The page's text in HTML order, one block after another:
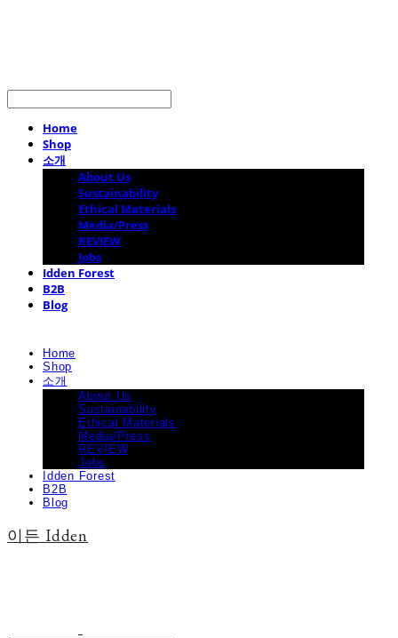
Home
Shop
소개
About Us
Sustainability
Ethical Materials
Media/Press
REVIEW
Jobs
Idden Forest
B2B
Blog
Home
Shop
소개
About Us
Sustainability
Ethical Materials
Media/Press
REVIEW
Jobs
Idden Forest
B2B
Blog
이든 Idden